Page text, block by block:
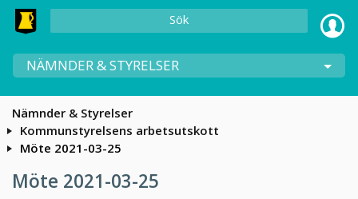
Sök
NÄMNDER & STYRELSER
Nämnder & Styrelser
Kommunstyrelsens arbetsutskott
Möte 2021-03-25
Möte 2021-03-25